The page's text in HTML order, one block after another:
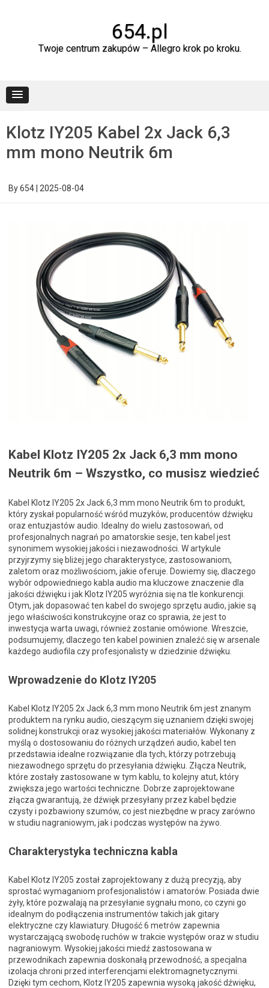
654.pl
Twoje centrum zakupów – Allegro krok po kroku.
Klotz IY205 Kabel 2x Jack 6,3
mm mono Neutrik 6m
By654 2025-08-04
Kabel Klotz IY205 2x Jack 6,3 mm mono
Neutrik 6m – Wszystko, co musisz wiedzieć
Kabel Klotz IY205 2x Jack 6,3 mm mono Neutrik 6m to produkt,
który zyskał popularność wśród muzyków, producentów dźwięku
oraz entuzjastów audio. Idealny do wielu zastosowań, od
profesjonalnych nagrań po amatorskie sesje, ten kabel jest
synonimem wysokiej jakości i niezawodności. W artykule
przyjrzymy się bliżej jego charakterystyce, zastosowaniom,
zaletom oraz możliwościom, jakie oferuje. Dowiemy się, dlaczego
wybór odpowiedniego kabla audio ma kluczowe znaczenie dla
jakości dźwięku i jak Klotz IY205 wyróżnia się na tle konkurencji.
Otym, jak dopasować ten kabel do swojego sprzętu audio, jakie są
jego właściwości konstrukcyjne oraz co sprawia, że jest to
inwestycja warta uwagi, również zostanie omówione. Wreszcie,
podsumujemy, dlaczego ten kabel powinien znaleźć się w arsenale
każdego audiofila czy profesjonalisty w dziedzinie dźwięku.
Wprowadzenie do Klotz IY205
Kabel Klotz IY205 2x Jack 6,3 mm mono Neutrik 6m jest znanym
produktem na rynku audio, cieszącym się uznaniem dzięki swojej
solidnej konstrukcji oraz wysokiej jakości materiałów. Wykonany z
myślą o dostosowaniu do różnych urządzeń audio, kabel ten
przedstawia idealne rozwiązanie dla tych, którzy potrzebują
niezawodnego sprzętu do przesyłania dźwięku. Złącza Neutrik,
które zostały zastosowane w tym kablu, to kolejny atut, który
zwiększa jego wartości techniczne. Dobrze zaprojektowane
złącza gwarantują, że dźwięk przesyłany przez kabel będzie
czysty i pozbawiony szumów, co jest niezbędne w pracy zarówno
w studiu nagraniowym, jak i podczas występów na żywo.
Charakterystyka techniczna kabla
Kabel Klotz IY205 został zaprojektowany z dużą precyzją, aby
sprostać wymaganiom profesjonalistów i amatorów. Posiada dwie
żyły, które pozwalają na przesyłanie sygnału mono, co czyni go
idealnym do podłączenia instrumentów takich jak gitary
elektryczne czy klawiatury. Długość 6 metrów zapewnia
wystarczającą swobodę ruchów w trakcie występów oraz w studiu
nagraniowym. Wysokiej jakości miedź zastosowana w
przewodnikach zapewnia doskonałą przewodność, a specjalna
izolacja chroni przed interferencjami elektromagnetycznymi.
Dzięki tym cechom, Klotz IY205 zapewnia wysoką jakość dźwięku,